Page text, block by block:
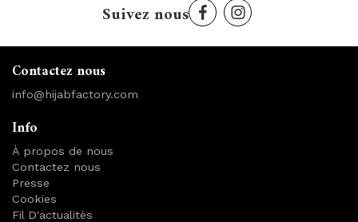
Suivez nous
Contactez nous
info@hijabfactory.com
Info
À propos de nous
Contactez nous
Presse
Cookies
Fil D'actualitès